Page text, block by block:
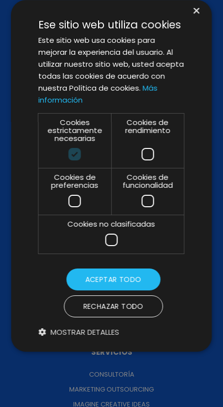
SÍGUENOS
BROCHURE
ABOUT US
KIT DIGITAL
KIT CONSULTING
TRABAJA CON NOSOTROS
CANAL DE DENUNCIAS
MEMORIA DE IMPACTO
SERVICIOS
CONSULTORÍA
MARKETING OUTSOURCING
IMAGINE CREATIVE IDEAS
×
Ese sitio web utiliza cookies
Este sitio web usa cookies para
mejorar la experiencia del usuario. Al
utilizar nuestro sitio web, usted acepta
todas las cookies de acuerdo con
nuestra Política de cookies.Más
información
Cookies
estrictamente
necesarias
Cookies de
rendimiento
Cookies de
preferencias
Cookies de
funcionalidad
Cookies no clasificadas
ACEPTAR TODO
RECHAZAR TODO
MOSTRAR DETALLES